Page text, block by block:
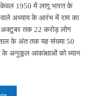
केवल 1950 में लागू भारत के
वाले अध्याय के आरंभ में राम का
अक्टूबर तक 22 करोड़ लोग
के अंत तक यह संख्या 50
के अनुकूल आकांक्षाओं को ध्यान